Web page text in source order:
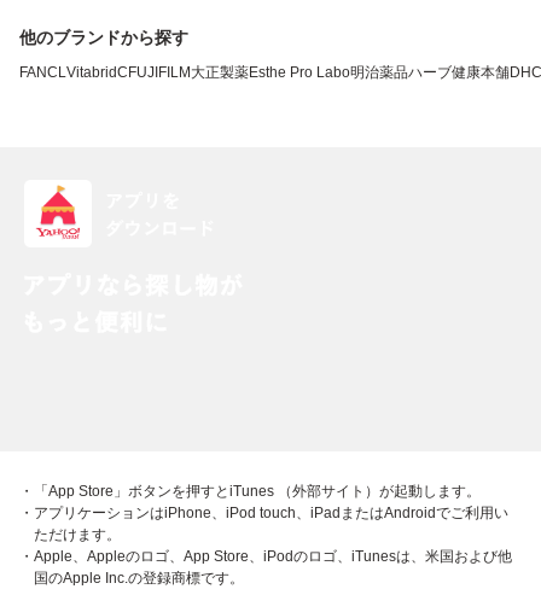
他のブランドから探す
FANCLVitabridC FUJIFILM 大正製薬Esthe Pro Labo明治薬品ハーブ健康本舗DHC
・「App Store」ボタンを押すとiTunes （外部サイト）が起動します。
・アプリケーションはiPhone、iPod touch、iPadまたはAndroidでご利用い
ただけます。
・Apple、Appleのロゴ、App Store、iPodのロゴ、iTunesは、米国および他
国のApple Inc.の登録商標です。